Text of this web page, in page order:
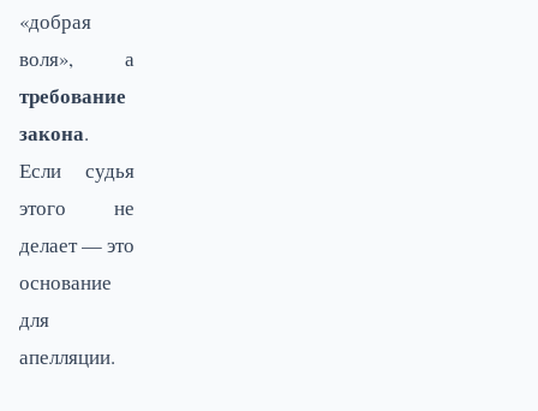
«добрая
воля», а
требование
закона.
Если судья
этого не
делает — это
основание
для
апелляции.